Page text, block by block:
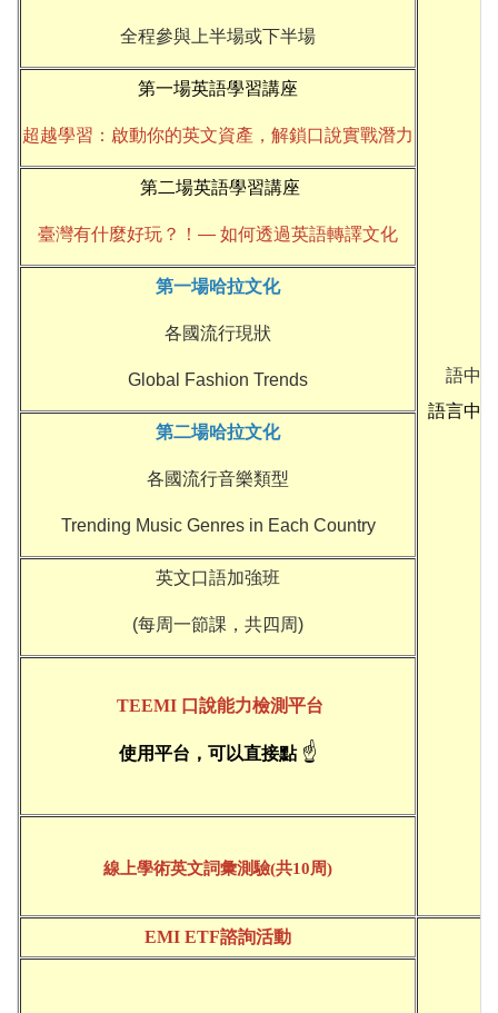
語中
語言中心
全程參與上半場或下半場
第一場英語學習講座
超越學習：啟動你的英文資產，解鎖口說實戰潛力
第二場英語學習講座
臺灣有什麼好玩？！— 如何透過英語轉譯文化
第一場哈拉文化
各國流行現狀
Global Fashion Trends
第二場哈拉文化
各國流行音樂類型
Trending Music Genres in Each Country
英文口語加強班
(每周一節課，共四周)
TEEMI 口說能力檢測平台
使用平台，可以直接點 ☝
線上學術英文詞彙測驗(共10周)
EMI ETF諮詢活動